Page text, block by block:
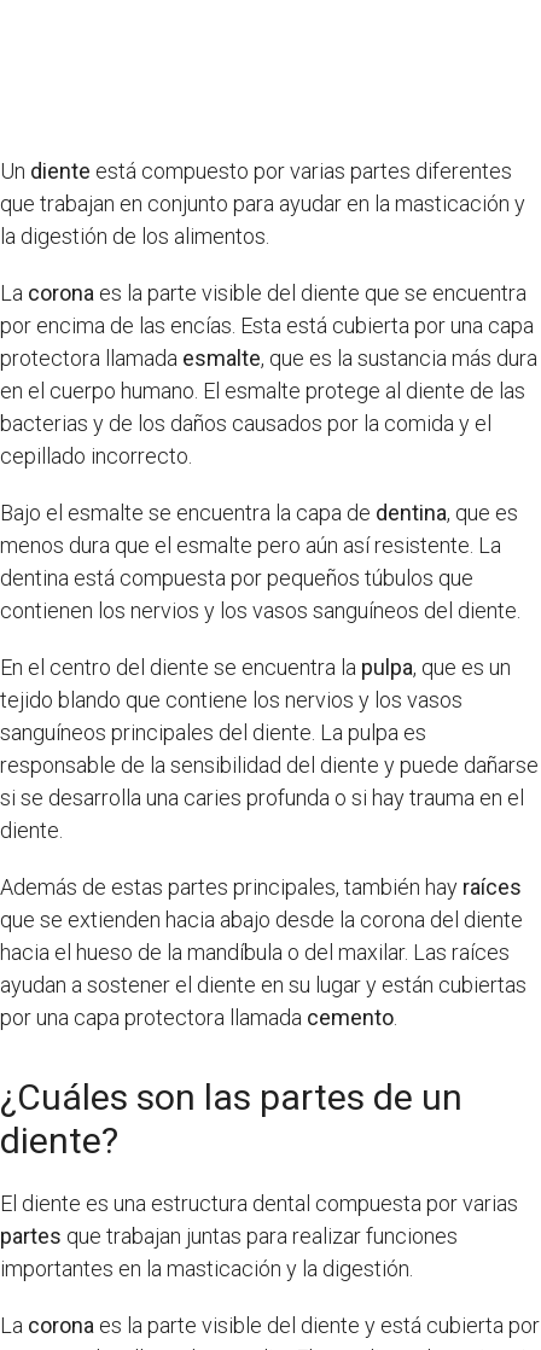
Un diente está compuesto por varias partes diferentes
que trabajan en conjunto para ayudar en la masticación y
la digestión de los alimentos.
La corona es la parte visible del diente que se encuentra
por encima de las encías. Esta está cubierta por una capa
protectora llamada esmalte, que es la sustancia más dura
en el cuerpo humano. El esmalte protege al diente de las
bacterias y de los daños causados por la comida y el
cepillado incorrecto.
Bajo el esmalte se encuentra la capa de dentina, que es
menos dura que el esmalte pero aún así resistente. La
dentina está compuesta por pequeños túbulos que
contienen los nervios y los vasos sanguíneos del diente.
En el centro del diente se encuentra la pulpa, que es un
tejido blando que contiene los nervios y los vasos
sanguíneos principales del diente. La pulpa es
responsable de la sensibilidad del diente y puede dañarse
si se desarrolla una caries profunda o si hay trauma en el
diente.
Además de estas partes principales, también hay raíces
que se extienden hacia abajo desde la corona del diente
hacia el hueso de la mandíbula o del maxilar. Las raíces
ayudan a sostener el diente en su lugar y están cubiertas
por una capa protectora llamada cemento
¿Cuáles son las partes de un
diente?
El diente es una estructura dental compuesta por varias
partes que trabajan juntas para realizar funciones
importantes en la masticación y la digestión.
La corona es la parte visible del diente y está cubierta por